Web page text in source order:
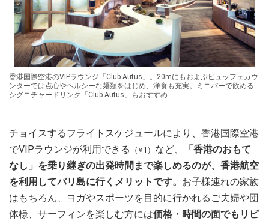
香港国際空港のVIPラウンジ「Club Autus」。20mにもおよぶビュッフェカウ
ンターでは点心やヘルシーな麺類をはじめ、洋食も充実。ミニバーで飲める
シグニチャードリンク「Club Autus」もおすすめ
チョイスするフライトスケジュールにより、香港国際空港
でVIPラウンジが利用できる
（※1） など、
「香港のおもて
なし」を乗り継ぎの出発時間まで楽しめるのが、香港航空
を利用してバリ島に行くメリットです。 お子様連れの家族
はもちろん、ヨガやスポーツを目的に行かれるご夫婦や団
体様、サーフィンを楽しむ方には価格・時間の面でもリピ